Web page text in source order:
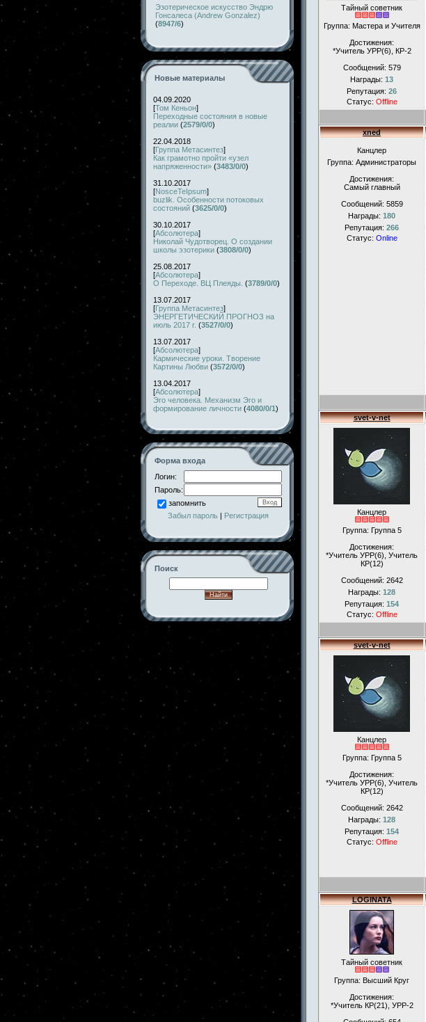
Эзотерическое искусство Эндрю
Гонсалеса (Andrew Gonzalez)
(8947/6)
Новые материалы
04.09.2020
[Том Кеньон]
Переходные состояния в новые
реалии (2579/0/0)
22.04.2018
[Группа Метасинтез]
Как грамотно пройти «узел
напряженности» (3483/0/0)
31.10.2017
[NosceTeIpsum]
buzlik. Особенности потоковых
состояний (3625/0/0)
30.10.2017
[Абсолютера]
Николай Чудотворец. О создании
школы эзотерики (3808/0/0)
25.08.2017
[Абсолютера]
О Переходе. ВЦ Плеяды. (3789/0/0)
13.07.2017
[Группа Метасинтез]
ЭНЕРГЕТИЧЕСКИЙ ПРОГНОЗ на
июль 2017 г. (3527/0/0)
13.07.2017
[Абсолютера]
Кармические уроки. Творение
Картины Любви (3572/0/0)
13.04.2017
[Абсолютера]
Эго человека. Механизм Эго и
формирование личности (4080/0/1)
Форма входа
Логин:
Пароль:
запомнить
Забыл пароль | Регистрация
Поиск
Тайный советник
Группа: Мастера и Учителя
Достижения:
*Учитель УРР(6), КР-2
Сообщений: 579
Награды: 13
Репутация: 26
Статус: Offline
xned
Канцлер
Группа: Администраторы
Достижения:
Самый главный
Сообщений: 5859
Награды: 180
Репутация: 266
Статус: Online
svet-v-net
Канцлер
Группа: Группа 5
Достижения:
*Учитель УРР(6), Учитель
КР(12)
Сообщений: 2642
Награды: 128
Репутация: 154
Статус: Offline
svet-v-net
Канцлер
Группа: Группа 5
Достижения:
*Учитель УРР(6), Учитель
КР(12)
Сообщений: 2642
Награды: 128
Репутация: 154
Статус: Offline
LOGINATA
Тайный советник
Группа: Высший Круг
Достижения:
*Учитель КР(21), УРР-2